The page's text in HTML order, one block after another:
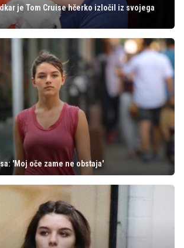
je Tom Cruise hčerko izločil iz svojega
'Moj oče zame ne obstaja'